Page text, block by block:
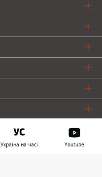
Україна на часі Youtube